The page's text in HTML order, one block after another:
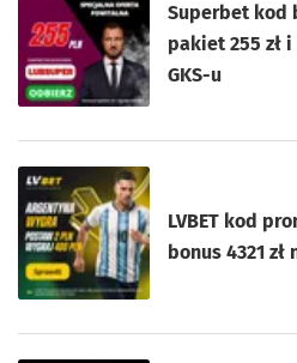
Superbet kod
pakiet 255 zł i
GKS-u
LVBET kod
bonus 4321 zł